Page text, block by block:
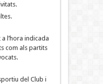
l’hora indicada
com als partits
del Club i